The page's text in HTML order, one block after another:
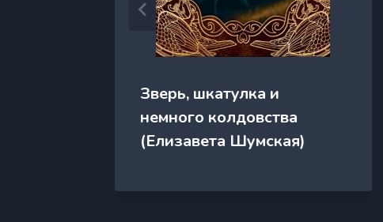
Зверь, шкатулка и
немного колдовства
(Елизавета Шумская)